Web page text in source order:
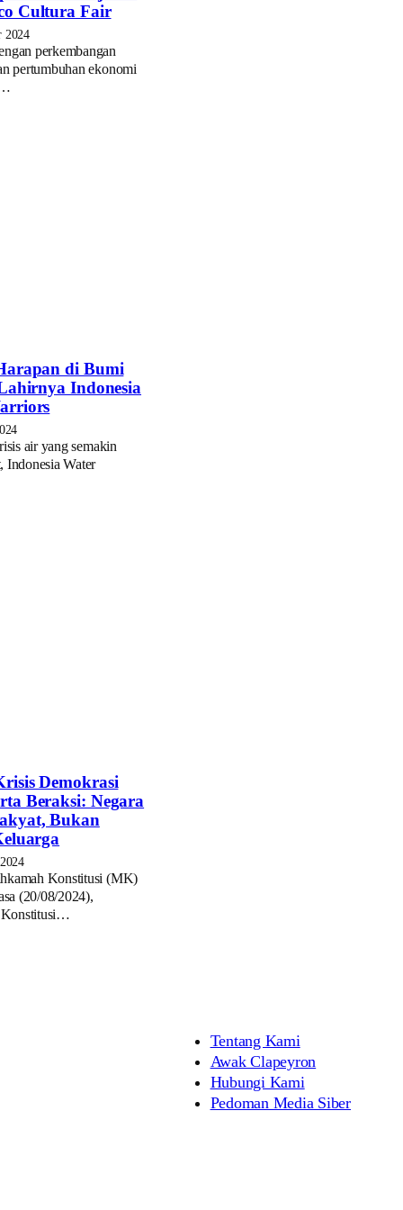
Cultura Fair
2024
perkembangan
pertumbuhan ekonomi
di Bumi
Indonesia
air yang semakin
Indonesia Water
Demokrasi
Beraksi: Negara
Bukan
Konstitusi (MK)
(20/08/2024),
Konstitusi…
Tentang Kami
Awak Clapeyron
Hubungi Kami
Pedoman Media Siber